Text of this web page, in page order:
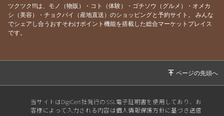
2021/03/07たかじ よりお知らせです。(今日・明日のお休
みについて）
2021/02/04
て）
ツクツク!!!は、モノ（物販）・コト（体験）・ゴチソウ（グルメ）・オメカ
シ（美容）・チョクバイ（産地直送）のショッピングと予約サイト。
みんな
でシェアし合うおすそわけポイント機能を搭載した総合マーケットプレイス
です。
当サイトはDigiCert社発行のSSL電子証明書を使用しており、お
客様によって入力される内容は個人情報保護方針に基づき送信